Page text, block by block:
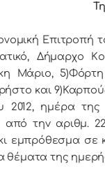
Επιτρoπή τoυ
Δήμαρχo
Μάριο,
και
2012, ημέρα
από τηv αριθμ.
εμπρόθεσμα
θέματα της